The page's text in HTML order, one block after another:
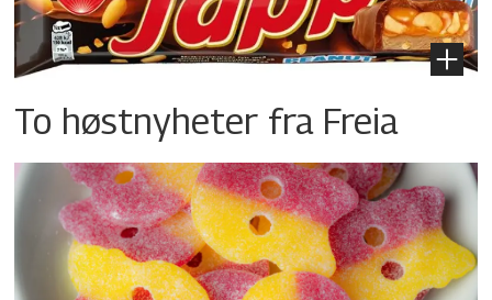
To høstnyheter fra Freia